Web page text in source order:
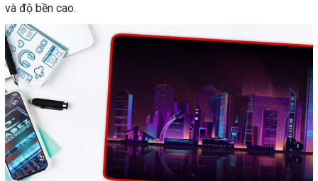
và độ bền cao.